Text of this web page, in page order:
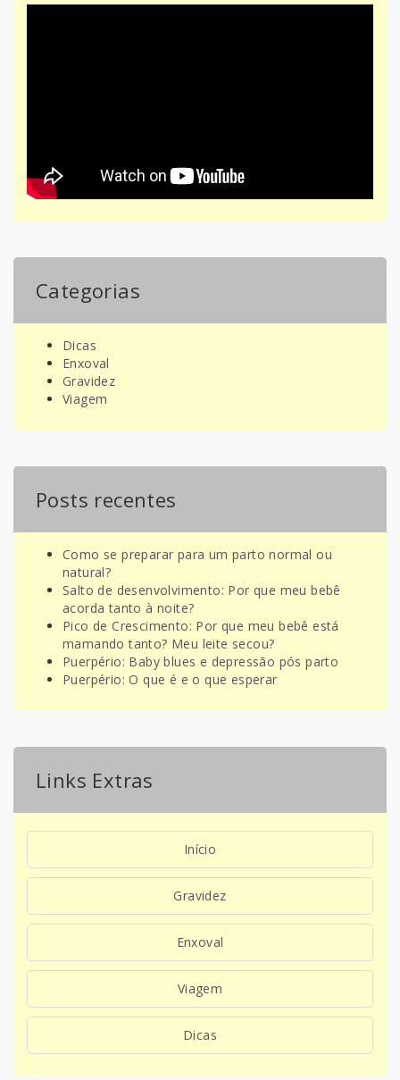
Categorias
Dicas
Enxoval
Gravidez
Viagem
Posts recentes
Como se preparar para um parto normal ou
natural?
Salto de desenvolvimento: Por que meu bebê
acorda tanto à noite?
Pico de Crescimento: Por que meu bebê está
mamando tanto? Meu leite secou?
Puerpério: Baby blues e depressão pós parto
Puerpério: O que é e o que esperar
Links Extras
Início
Gravidez
Enxoval
Viagem
Dicas